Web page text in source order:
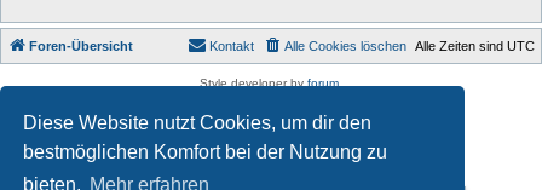
Diese Website nutzt Cookies, um dir den
bestmöglichen Komfort bei der Nutzung zu
bieten. Mehr erfahren
Foren-Übersicht Alle Zeiten sind UTC
Alle Cookies löschen
Kontakt
Style developer by forum
Deutsche Übersetzung durchphpBB.de
Datenschutz
Nutzungsbedingungen